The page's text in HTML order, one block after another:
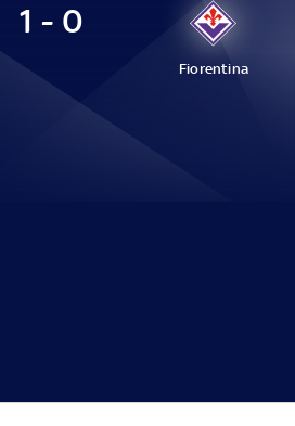
1 - 0
Fiorentina